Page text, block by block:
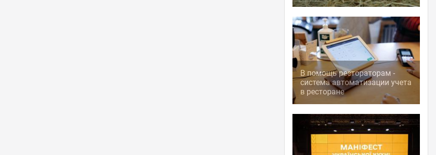
В помощь рестораторам -
система автоматизации учета
в ресторане